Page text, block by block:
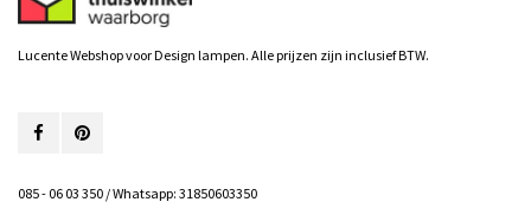
Lucente Webshop voor Design lampen. Alle prijzen zijn inclusief BTW.
085 - 06 03 350 / Whatsapp: 31850603350